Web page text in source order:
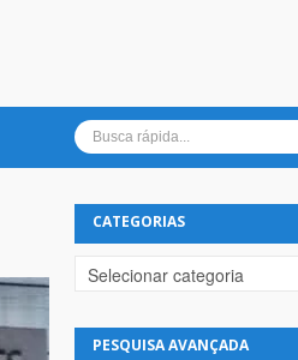
CATEGORIAS
Categorias
PESQUISA AVANÇADA